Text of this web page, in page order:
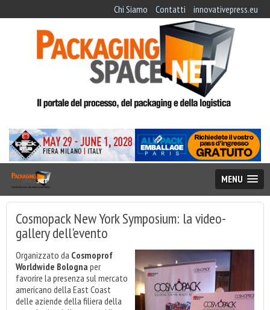
Chi Siamo Contatti innovativepress.eu
MENU
Cosmopack New York Symposium: la video-
gallery dell'evento
Organizzato da Cosmoprof
Worldwide Bologna per
favorire la presenza sul mercato
americano della East Coast
delle aziende della filiera della